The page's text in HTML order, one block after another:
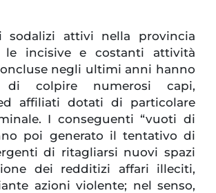
sodalizi attivi nella provincia
le incisive e costanti attività
negli ultimi anni hanno
di colpire numerosi capi,
affiliati dotati di particolare
I conseguenti “vuoti di
poi generato il tentativo di
di ritagliarsi nuovi spazi
dei redditizi affari illeciti,
azioni violente; nel senso,